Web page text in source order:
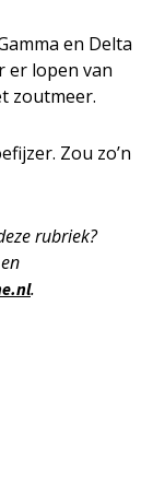
en Delta
er lopen van
zoutmeer.
Zou zo’n
rubriek?
.